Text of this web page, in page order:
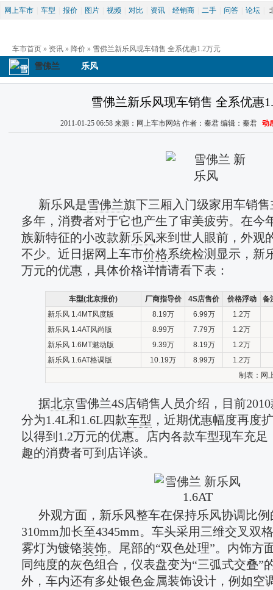
网上车市 车型 报价 图片 视频 对比 资讯 经销商 二手 问答 论坛
车市首页 » 资讯 » 降价 » 雪佛兰新乐风现车销售 全系优惠1.2万元
雪佛兰 乐风
雪佛兰新乐风现车销售 全系优惠
2011-01-25 06:58 来源：网上车市网站 作者：秦君 编辑：秦君 动
新乐风是雪佛兰旗下三厢入门级家用车销
多年，消费者对于它也产生了审美疲劳。在今
族新特征的小改款新乐风来到世人眼前，外观
不少。近日据网上车市价格系统检测显示，新
万元的优惠，具体价格详情请看下表：
车型(北京报价) 厂商指导价 4S店售价 价格浮动
备
新乐风 1.4MT风度版
8.19万 6.99万
1.2万
新乐风 1.4AT风尚版
8.99万 7.79万
1.2万
新乐风 1.6MT魅动版
9.39万 8.19万
1.2万
新乐风 1.6AT格调版
10.19万 8.99万
1.2万
制表： 网
据北京雪佛兰4S店销售人员介绍，目前
分为1.4L和1.6L四款车型 ，近期优惠幅度再度
以得到1.2万元的优惠。店内各款车型现车充
趣的消费者可到店详谈。
外观方面，新乐风整车在保持乐风协调比
310mm加长至4345mm。车头采用三维交叉双
雾灯为镀铬装饰。尾部的“双色处理”。内饰方
同纯度的灰色组合，仪表盘变为“三弧式交叠”
外，车内还有多处银色金属装饰设计，例如空